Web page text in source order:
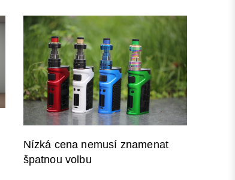
Nízká cena nemusí znamenat
špatnou volbu